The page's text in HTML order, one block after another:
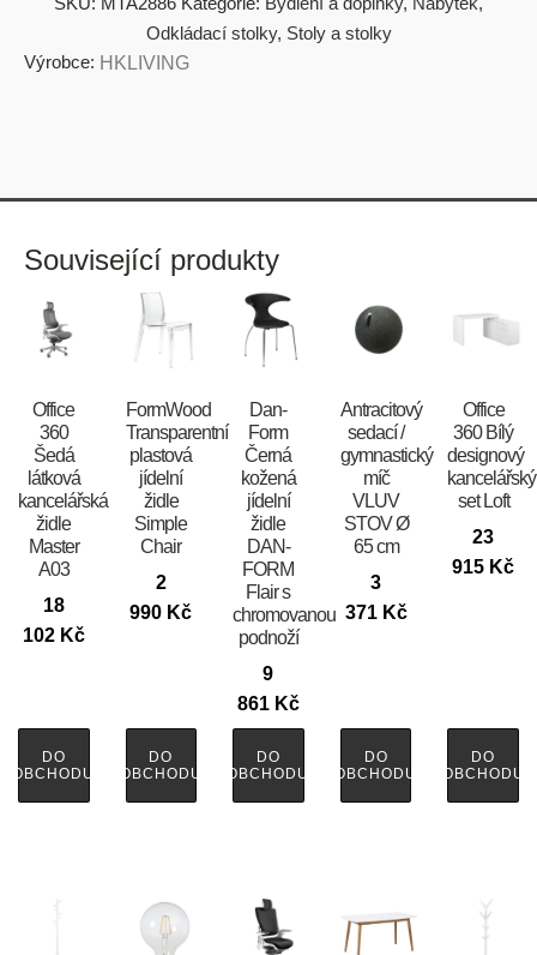
Odkládací stolky, Stoly a stolky
Výrobce: HKLIVING
Související produkty
Office
360
Šedá
látková
kancelářská
židle
Master
A03
18
102 Kč
DO
OBCHODU
FormWood
Transparentní
plastová
jídelní
židle
Simple
Chair
2
990 Kč
DO
OBCHODU
​​​​​Dan-
Form
Černá
kožená
jídelní
židle
DAN-
FORM
Flair s
chromovanou
podnoží
9
861 Kč
DO
OBCHODU
Antracitový
sedací /
gymnastický
míč
VLUV
STOV Ø
65 cm
3
371 Kč
DO
OBCHODU
Office
360 Bílý
designový
kancelářský
set Loft
23
915 Kč
DO
OBCHODU